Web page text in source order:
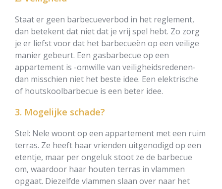
Staat er geen barbecueverbod in het reglement,
dan betekent dat niet dat je vrij spel hebt. Zo zorg
je er liefst voor dat het barbecueën op een veilige
manier gebeurt. Een gasbarbecue op een
appartement is -omwille van veiligheidsredenen-
dan misschien niet het beste idee. Een elektrische
of houtskoolbarbecue is een beter idee.
3. Mogelijke schade?
Stel: Nele woont op een appartement met een ruim
terras. Ze heeft haar vrienden uitgenodigd op een
etentje, maar per ongeluk stoot ze de barbecue
om, waardoor haar houten terras in vlammen
opgaat. Diezelfde vlammen slaan over naar het